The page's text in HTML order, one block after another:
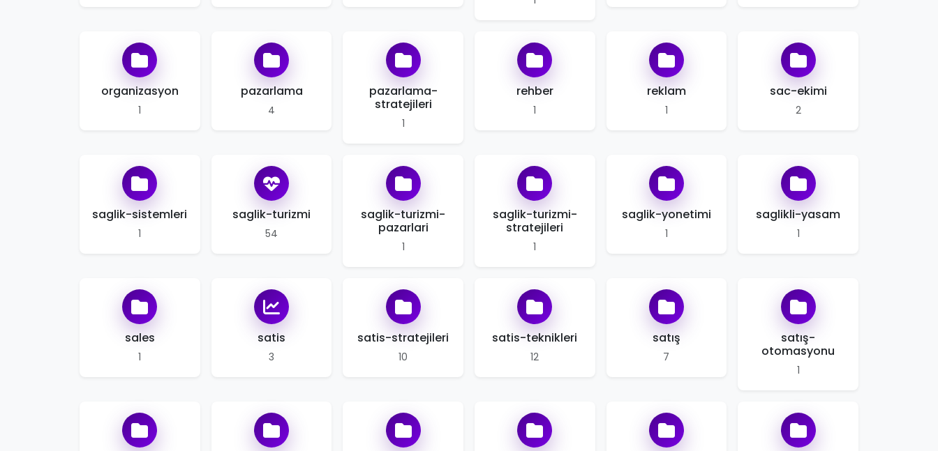
organizasyon
1
pazarlama
4
pazarlama-
stratejileri
1
rehber
1
reklam
1
sac-ekimi
2
saglik-sistemleri
1
saglik-turizmi
54
saglik-turizmi-
pazarlari
1
saglik-turizmi-
stratejileri
1
saglik-yonetimi
1
saglikli-yasam
1
sales
1
satis
3
satis-stratejileri
10
satis-teknikleri
12
satış
7
satış-
otomasyonu
1